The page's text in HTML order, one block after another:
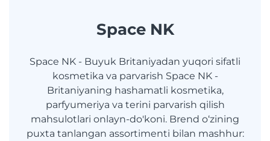
Space NK
Space NK - Buyuk Britaniyadan yuqori sifatli
kosmetika va parvarish Space NK -
Britaniyaning hashamatli kosmetika,
parfyumeriya va terini parvarish qilish
mahsulotlari onlayn-do'koni. Brend o‘zining
puxta tanlangan assortimenti bilan mashhur: